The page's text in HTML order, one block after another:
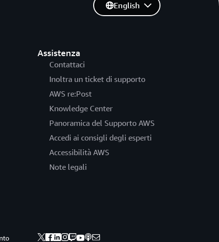
Assistenza
Contattaci
Inoltra un ticket di supporto
AWS re:Post
Knowledge Center
Panoramica del Supporto AWS
Accedi ai consigli degli esperti
Accessibilità AWS
Note legali
English